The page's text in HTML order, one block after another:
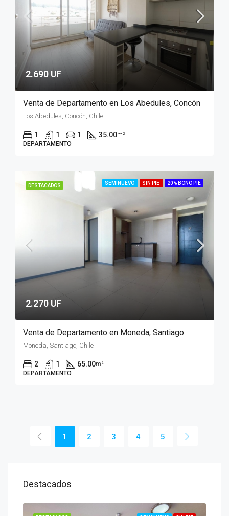
2.690 UF
Venta de Departamento en Los Abedules, Concón
Los Abedules, Concón, Chile
1 1 1 35.00m²
DEPARTAMENTO
DESTACADOS SEMINUEVO SIN PIE 20% BONO PIE
2.270 UF
Venta de Departamento en Moneda, Santiago
Moneda, Santiago, Chile
2 1 65.00m²
DEPARTAMENTO
1 2 3 4 5
Destacados